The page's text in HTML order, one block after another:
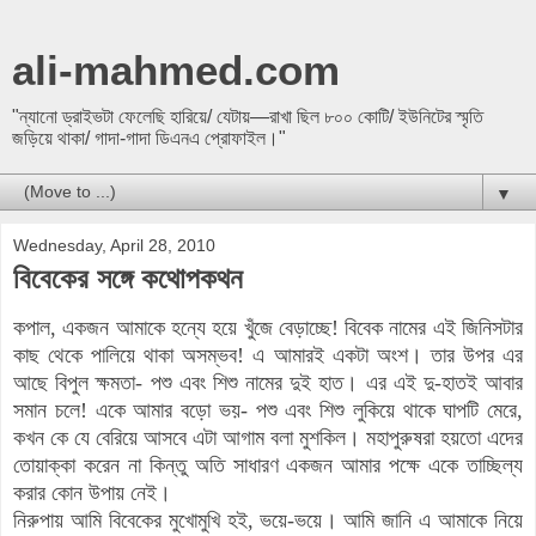
ali-mahmed.com
"ন্যানো ড্রাইভটা ফেলেছি হারিয়ে/ যেটায়—রাখা ছিল ৮০০ কোটি/ ইউনিটের স্মৃতি
জড়িয়ে থাকা/ গাদা-গাদা ডিএনএ প্রোফাইল।"
▼
Wednesday, April 28, 2010
বিবেকের সঙ্গে কথোপকথন
কপাল, একজন আমাকে হন্যে হয়ে খুঁজে বেড়াচ্ছে! বিবেক নামের এই জিনিসটার
কাছ থেকে পালিয়ে থাকা অসম্ভব! এ আমারই একটা অংশ। তার উপর এর
আছে বিপুল ক্ষমতা- পশু এবং শিশু নামের দুই হাত। এর এই দু-হাতই আবার
সমান চলে! একে আমার বড়ো ভয়- পশু এবং শিশু লুকিয়ে থাকে ঘাপটি মেরে,
কখন কে যে বেরিয়ে আসবে এটা আগাম বলা মুশকিল। মহাপুরুষরা হয়তো এদের
তোয়াক্কা করেন না কিন্তু অতি সাধারণ একজন আমার পক্ষে একে তাচ্ছিল্য
করার কোন উপায় নেই।
নিরুপায় আমি বিবেকের মুখোমুখি হই, ভয়ে-ভয়ে। আমি জানি এ আমাকে নিয়ে